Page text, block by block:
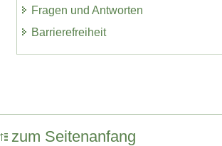
Fragen und Antworten
Barrierefreiheit
zum Seitenanfang